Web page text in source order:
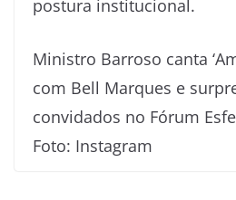
postura institucional.
Ministro Barroso canta
com Bell Marques e
convidados no Fórum
Foto: Instagram